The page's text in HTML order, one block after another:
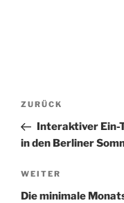
Vorheriger
Beitrag
ZURÜCK
Interaktiver Ein-
in den Berliner
Nächster
Beitrag
WEITER
Die minimale